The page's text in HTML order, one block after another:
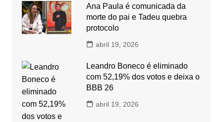
Ana Paula é comunicada da
morte do pai e Tadeu quebra
protocolo
abril 19, 2026
Leandro Boneco é eliminado
com 52,19% dos votos e deixa o
BBB 26
abril 19, 2026